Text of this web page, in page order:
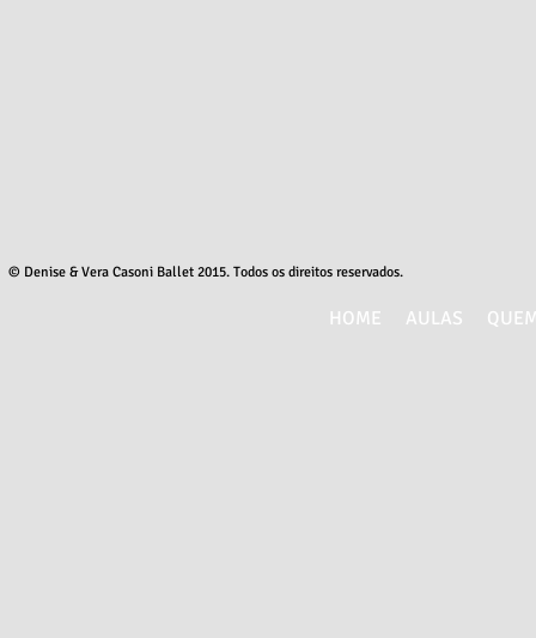
HOME AULAS
© Denise & Vera Casoni Ballet 2015. Todos os direitos reservados.